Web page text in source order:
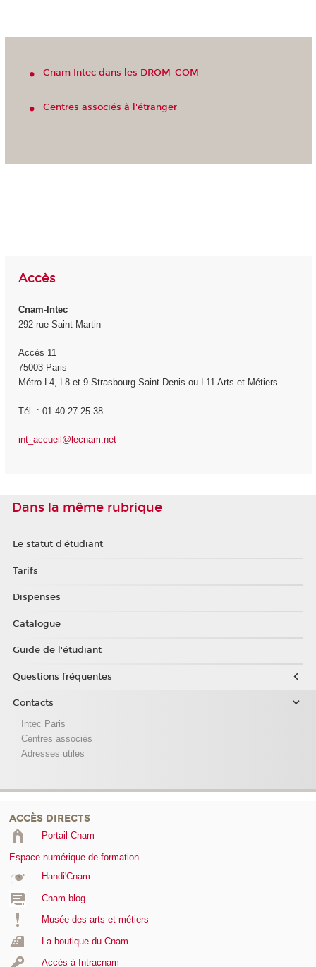
Cnam Intec dans les DROM-COM
Centres associés à l'étranger
Accès
Cnam-Intec
292 rue Saint Martin
Accès 11
75003 Paris
Métro L4, L8 et 9 Strasbourg Saint Denis ou L11 Arts et Métiers
Tél. : 01 40 27 25 38
int_accueil@lecnam.net
Dans la même rubrique
Le statut d'étudiant
Tarifs
Dispenses
Catalogue
Guide de l'étudiant
Questions fréquentes
Contacts
Intec Paris
Centres associés
Adresses utiles
ACCÈS DIRECTS
Portail Cnam
Espace numérique de formation
Handi'Cnam
Cnam blog
Musée des arts et métiers
La boutique du Cnam
Accès à Intracnam